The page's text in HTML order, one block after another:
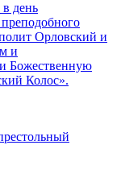
в день
Орловский и
и
Божественную
Колос».